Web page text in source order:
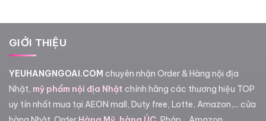
GIỚI THIỆU
YEUHANGNGOAI.COM chuyên nhận Order & Hàng nội địa
Nhật, mỹ phẩm nội địa Nhật chính hãng các thương hiệu TOP
uy tín nhất mua tại AEON mall, Duty free, Lotte, Amazon,... cửa